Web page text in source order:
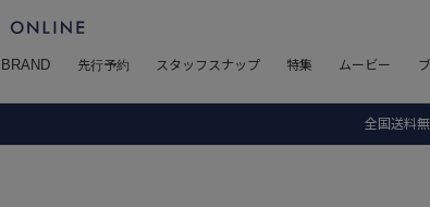
BRAND 先行予約 スタッフスナップ 特集 ムービー
全国送料